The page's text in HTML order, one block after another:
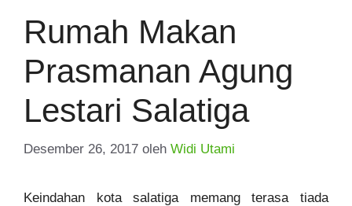
Rumah Makan
Prasmanan Agung
Lestari Salatiga
Desember 26, 2017 oleh Widi Utami
Keindahan kota salatiga memang terasa tiada